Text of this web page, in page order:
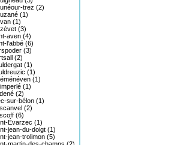
trez (2)
(1)
(1)
(3)
aven (4)
l'abbé (6)
(3)
(2)
(1)
(1)
(1)
(1)
(2)
sur-bélon (1)
(2)
(6)
Évarzec (1)
jean-du-doigt (1)
jean-trolimon (5)